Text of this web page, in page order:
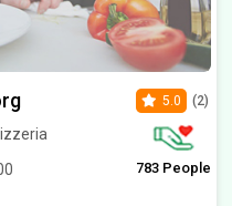
5.0 (2)
783 People